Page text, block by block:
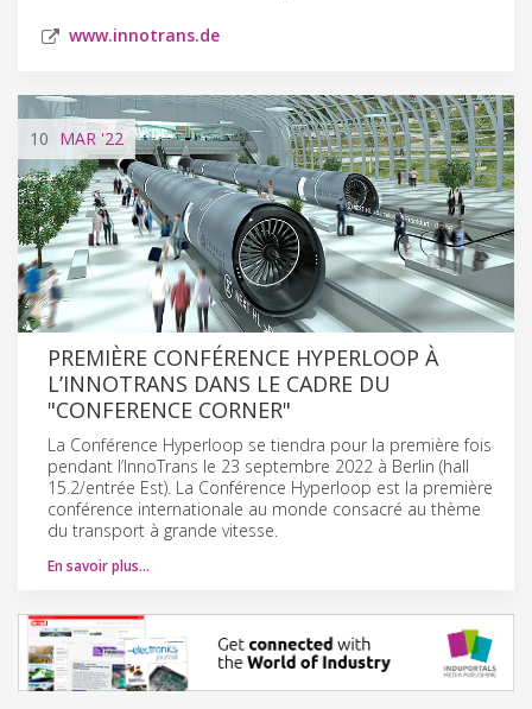
www.innotrans.de
10 MAR'22
PREMIÈRE CONFÉRENCE HYPERLOOP À
L’INNOTRANS DANS LE CADRE DU
"CONFERENCE CORNER"
La Conférence Hyperloop se tiendra pour la première fois
pendant l’InnoTrans le 23 septembre 2022 à Berlin (hall
15.2/entrée Est). La Conférence Hyperloop est la première
conférence internationale au monde consacré au thème
du transport à grande vitesse.
En savoir plus…